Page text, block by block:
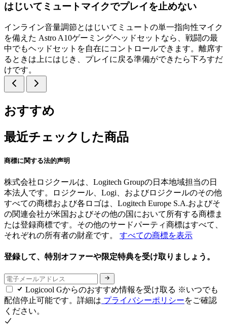
はじいてミュートマイクでプレイを止めない
インライン音量調節とはじいてミュートの単一指向性マイク
を備えた Astro A10ゲーミングヘッドセットなら、戦闘の最
中でもヘッドセットを自在にコントロールできます。離席す
るときは上にはじき、プレイに戻る準備ができたら下ろすだ
けです。
おすすめ
最近チェックした商品
商標に関する法的声明
株式会社ロジクールは、Logitech Groupの日本地域担当の日
本法人です。ロジクール、Logi、およびロジクールのその他
すべての商標および各ロゴは、Logitech Europe S.A.およびそ
の関連会社が米国およびその他の国において所有する商標ま
たは登録商標です。その他のサードパーティ商標はすべて、
それぞれの所有者の財産です。 すべての商標を表示
登録して、特別オファーや限定特典を受け取りましょう。
Logicool Gからのおすすめ情報を受け取る ※いつでも
配信停止可能です。詳細は プライバシーポリシーをご確認
ください。